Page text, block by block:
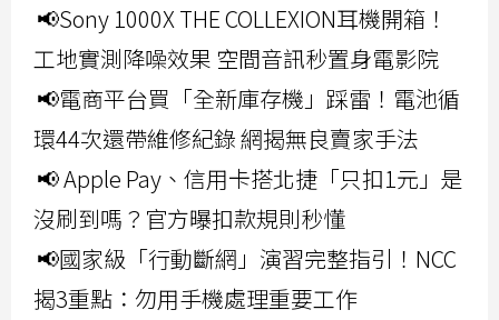
📢Sony 1000X THE COLLEXION耳機開箱！
工地實測降噪效果 空間音訊秒置身電影院
📢電商平台買「全新庫存機」踩雷！電池循
環44次還帶維修紀錄 網揭無良賣家手法
📢 Apple Pay、信用卡搭北捷「只扣1元」是
沒刷到嗎？官方曝扣款規則秒懂
📢國家級「行動斷網」演習完整指引！NCC
揭3重點：勿用手機處理重要工作